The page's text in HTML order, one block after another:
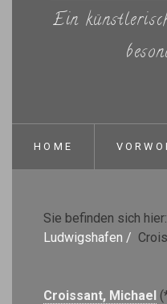
Ein
HOME
Sie befinden sich hier:
Ludwigshafen /
Croissant, Michael